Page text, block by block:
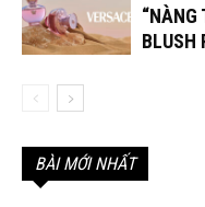
“NÀNG
BLUSH
BÀI MỚI NHẤT